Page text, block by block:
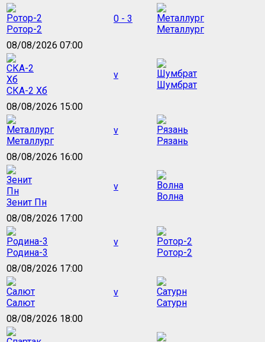
Ротор-2
0 - 3
Металлург
08/08/2026 07:00
СКА-2 Хб
v
Шумбрат
08/08/2026 15:00
Металлург
v
Рязань
08/08/2026 16:00
Зенит Пн
v
Волна
08/08/2026 17:00
Родина-3
v
Ротор-2
08/08/2026 17:00
Салют
v
Сатурн
08/08/2026 18:00